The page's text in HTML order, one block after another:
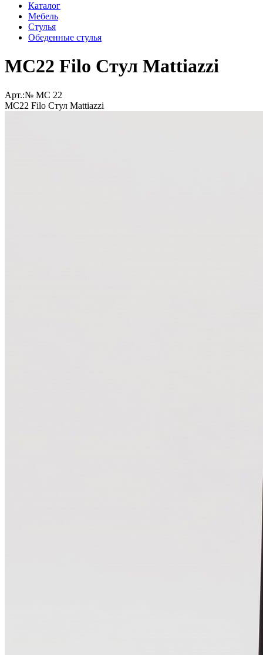
Каталог
Мебель
Стулья
Обеденные стулья
MC22 Filo Стул Mattiazzi
Арт.:№ MC 22
MC22 Filo Стул Mattiazzi